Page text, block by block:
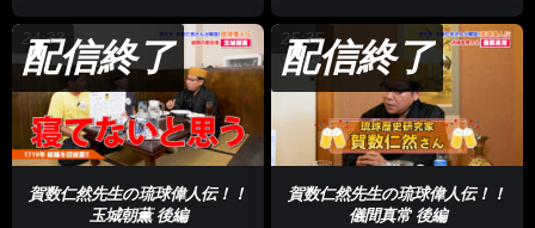
24:33
配信終了
賀数仁然先生の琉球偉人伝！！
玉城朝薫 後編
25:35
配信終了
賀数仁然先生の琉球偉人伝！！
儀間真常 後編